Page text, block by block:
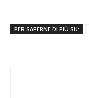
PER SAPERNE DI PIÙ SU: